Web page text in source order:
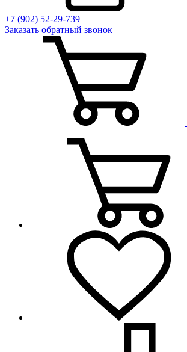
+7 (902) 52-29-739
Заказать обратный звонок